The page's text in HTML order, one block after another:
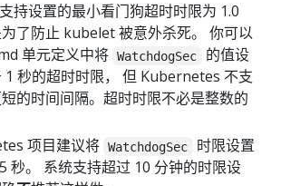
持设置的最小看门狗超时时限为 1.0
了防止 kubelet 被意外杀死。 你可以
单元定义中将 WatchdogSec
的值设
1 秒的超时时限， 但 Kubernetes 不支
的时间间隔。超时时限不必是整数的
项目建议将 WatchdogSec
时限设置
秒。 系统支持超过 10 分钟的时限设